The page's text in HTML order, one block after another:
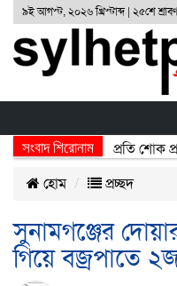
৯ই আগস্ট, ২০২৬ খ্রিস্টাব্দ | ২৫শে
সংবাদ শিরোনাম
নিহতদের প্রতি শোক
হোম
প্রচ্ছদ
সুনামগঞ্জের
গিয়ে বজ্রপাতে